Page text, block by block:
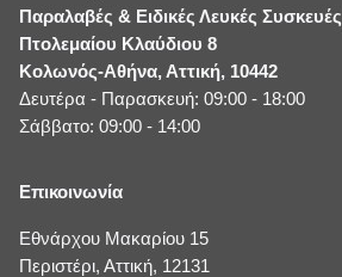
Παραλαβές & Ειδικές Λευκές Συσκευές
Πτολεμαίου Κλαύδιου 8
Κολωνός-Αθήνα, Αττική, 10442
Δευτέρα - Παρασκευή: 09:00 - 18:00
Σάββατο: 09:00 - 14:00
Επικοινωνία
Εθνάρχου Μακαρίου 15
Περιστέρι, Αττική, 12131